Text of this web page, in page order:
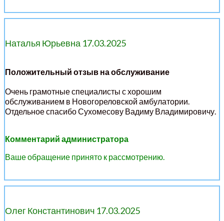
Наталья Юрьевна 17.03.2025
Положительный отзыв на обслуживание
Очень грамотные специалисты с хорошим
обслуживанием в Новогореловской амбулатории.
Отдельное спасибо Сухомесову Вадиму Владимировичу.
Комментарий администратора
Ваше обращение принято к рассмотрению.
Олег Константинович 17.03.2025